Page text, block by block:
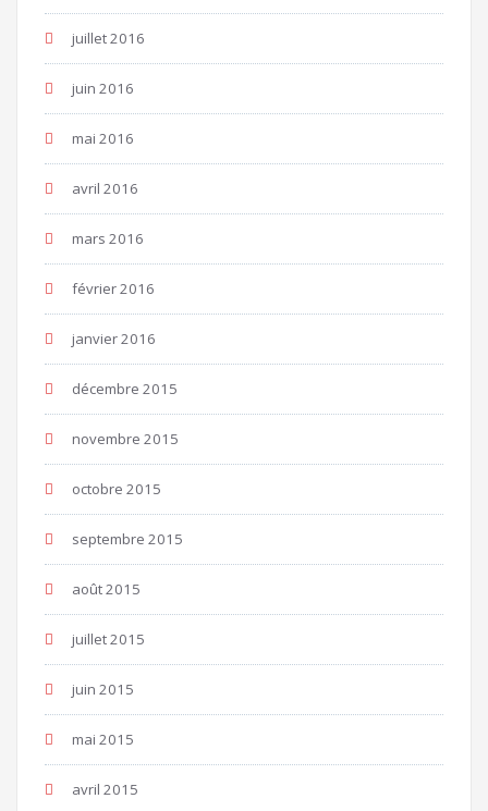
juillet 2016
juin 2016
mai 2016
avril 2016
mars 2016
février 2016
janvier 2016
décembre 2015
novembre 2015
octobre 2015
septembre 2015
août 2015
juillet 2015
juin 2015
mai 2015
avril 2015